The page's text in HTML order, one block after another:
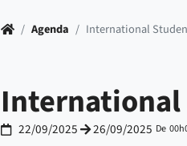
Accueil
/ Agenda / International
Du 22/09/2025
au 26/09/2025 De